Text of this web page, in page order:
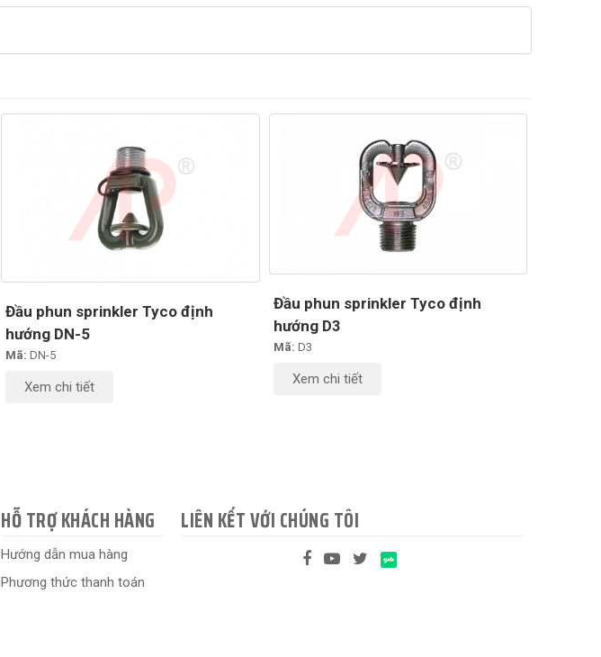
Đầu phun sprinkler Tyco định
hướng DN-5
Mã: DN-5
Xem chi tiết
Đầu phun sprinkler Tyco định
hướng D3
Mã: D3
Xem chi tiết
HỖ TRỢ KHÁCH HÀNG
Hướng dẫn mua hàng
Phương thức thanh toán
LIÊN KẾT VỚI CHÚNG TÔI